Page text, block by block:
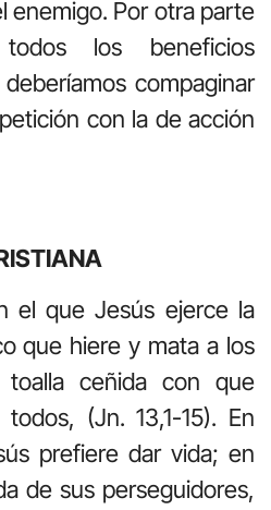
enemigo. Por otra parte
los beneficios
compaginar
con la de acción
el que Jesús ejerce la
que hiere y mata a los
ceñida con que
(Jn. 13,1-15). En
prefiere dar vida; en
de sus perseguidores,